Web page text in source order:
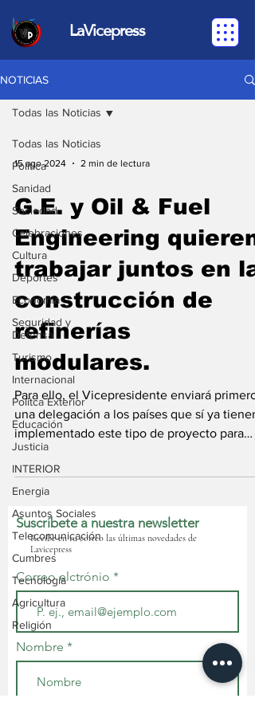
LaVicepress
NOTICIAS
Todas las Noticias
Política
Sanidad
Sociedad
Celebraciones
Cultura
Deportes
Economia
Seguridad y
Defensa
Turismo
Internacional
Politca Exterior
Educación
Justicia
INTERIOR
Energia
Asuntos Sociales
Telecomunicación
Cumbres
Tecnología
Agricultura
Religión
Todas las Noticias
15 ago 2024 2 min de lectura
G.E. y Oil & Fuel
Engineering quieren
trabajar juntos en la
construcción de
refinerías
modulares.
Para ello, el Vicepresidente enviará primero
una delegación a los países que sí ya tienen
implementado este tipo de proyecto para
medir...
Suscríbete a nuestra newsletter
Recibe en tu correo las últimas novedades de
Lavicepress
Correo elctrónio
Nombre